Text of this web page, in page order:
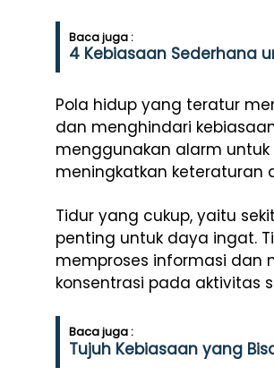
Baca juga :
4 Kebiasaan Sederhana
Pola hidup yang teratur
dan menghindari
menggunakan alarm
meningkatkan keteraturan
Tidur yang cukup, yaitu
penting untuk daya ingat.
memproses informasi dan
konsentrasi pada aktivitas
Baca juga :
Tujuh Kebiasaan yang